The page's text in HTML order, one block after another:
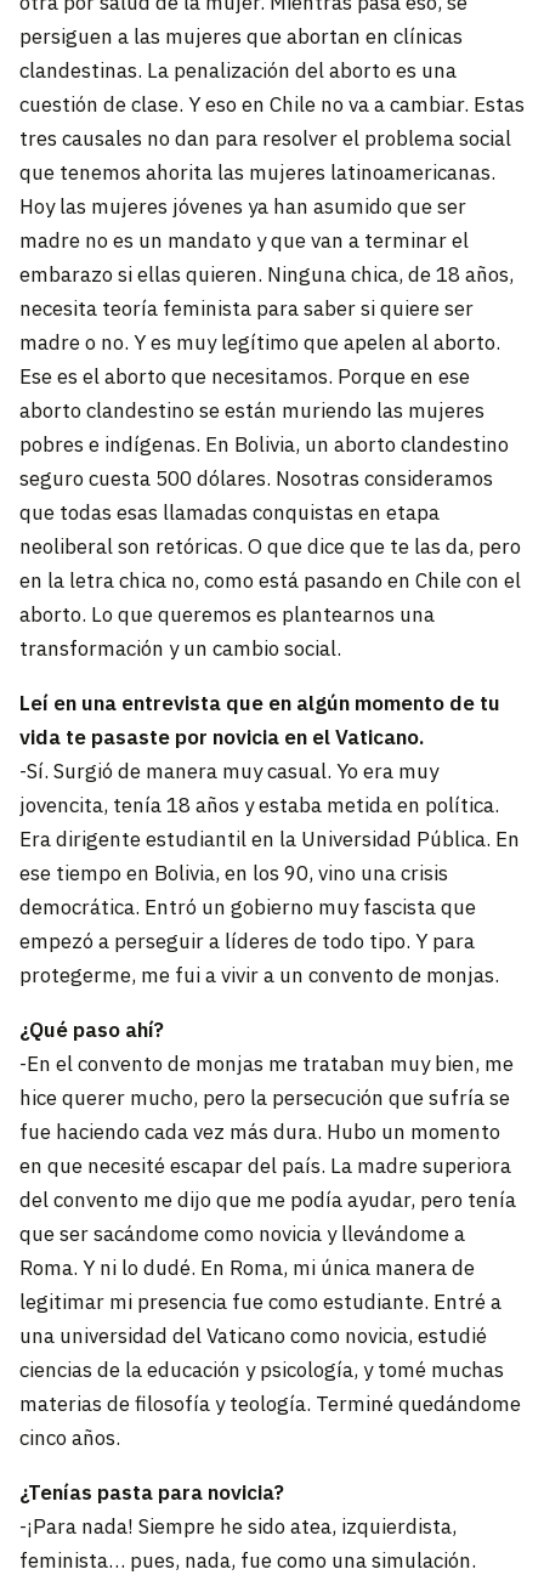
persiguen a las mujeres que abortan en clínicas
clandestinas. La penalización del aborto es una
cuestión de clase. Y eso en Chile no va a cambiar. Estas
tres causales no dan para resolver el problema social
que tenemos ahorita las mujeres latinoamericanas.
Hoy las mujeres jóvenes ya han asumido que ser
madre no es un mandato y que van a terminar el
embarazo si ellas quieren. Ninguna chica, de 18 años,
necesita teoría feminista para saber si quiere ser
madre o no. Y es muy legítimo que apelen al aborto.
Ese es el aborto que necesitamos. Porque en ese
aborto clandestino se están muriendo las mujeres
pobres e indígenas. En Bolivia, un aborto clandestino
seguro cuesta 500 dólares. Nosotras consideramos
que todas esas llamadas conquistas en etapa
neoliberal son retóricas. O que dice que te las da, pero
en la letra chica no, como está pasando en Chile con el
aborto. Lo que queremos es plantearnos una
transformación y un cambio social.
Leí en una entrevista que en algún momento de tu
vida te pasaste por novicia en el Vaticano.
-Sí. Surgió de manera muy casual. Yo era muy
jovencita, tenía 18 años y estaba metida en política.
Era dirigente estudiantil en la Universidad Pública. En
ese tiempo en Bolivia, en los 90, vino una crisis
democrática. Entró un gobierno muy fascista que
empezó a perseguir a líderes de todo tipo. Y para
protegerme, me fui a vivir a un convento de monjas.
¿Qué paso ahí?
-En el convento de monjas me trataban muy bien, me
hice querer mucho, pero la persecución que sufría se
fue haciendo cada vez más dura. Hubo un momento
en que necesité escapar del país. La madre superiora
del convento me dijo que me podía ayudar, pero tenía
que ser sacándome como novicia y llevándome a
Roma. Y ni lo dudé. En Roma, mi única manera de
legitimar mi presencia fue como estudiante. Entré a
una universidad del Vaticano como novicia, estudié
ciencias de la educación y psicología, y tomé muchas
materias de filosofía y teología. Terminé quedándome
cinco años.
¿Tenías pasta para novicia?
-¡Para nada! Siempre he sido atea, izquierdista,
feminista… pues, nada, fue como una simulación.